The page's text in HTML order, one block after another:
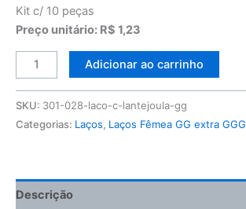
Kit c/ 10 peças
Preço unitário: R$ 1,23
Adicionar ao carrinho
SKU: 301-028-laco-c-lantejoula-gg
Categorias: Laços, Laços Fêmea GG extra GGG
Descrição